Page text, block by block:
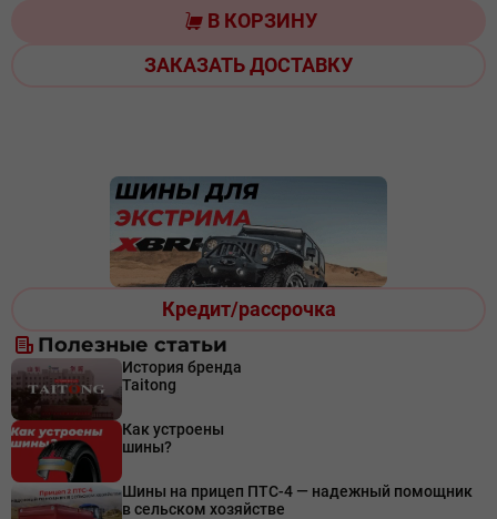
Кредит/рассрочка
Полезные статьи
История бренда
Taitong
Как устроены
шины?
Шины на прицеп ПТС-4 — надежный помощник
в сельском хозяйстве
В КОРЗИНУ
ЗАКАЗАТЬ ДОСТАВКУ